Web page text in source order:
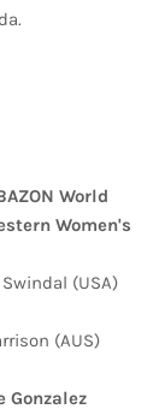
World
Women's
(USA)
(AUS)
Gonzalez